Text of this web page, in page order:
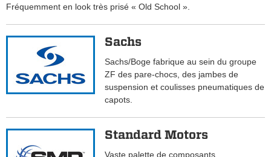
Fréquemment en look très prisé « Old School ».
Sachs
Sachs/Boge fabrique au sein du groupe
ZF des pare-chocs, des jambes de
suspension et coulisses pneumatiques de
capots.
Standard Motors
Vaste palette de composants